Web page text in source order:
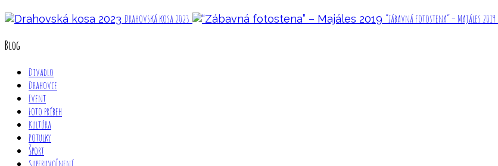
Drahovská kosa 2023 “Zábavná fotostena” – Majáles 2019
Blog
Divadlo
Drahovce
Event
Foto príbeh
Kultúra
Potulky
Šport